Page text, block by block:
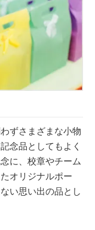
ずさまざまな小物
念品としてもよく
に、校章やチーム
オリジナルポー
い思い出の品とし